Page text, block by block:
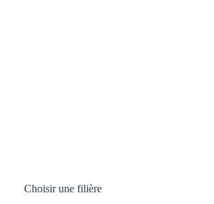
Choisir une filière